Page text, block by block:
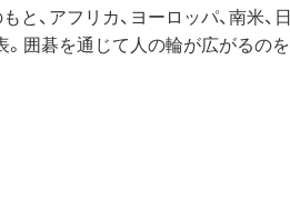
と、アフリカ、ヨーロッパ、南
囲碁を通じて人の輪が広がるの